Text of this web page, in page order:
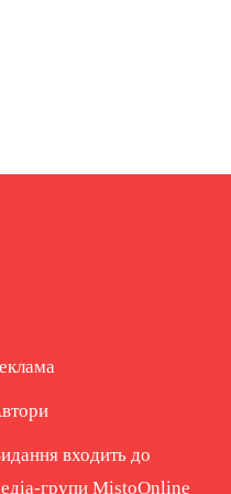
входить до
групи MistoOnline